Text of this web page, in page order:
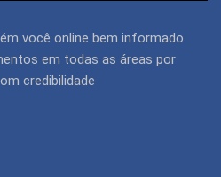
você online bem informado
em todas as áreas por
credibilidade